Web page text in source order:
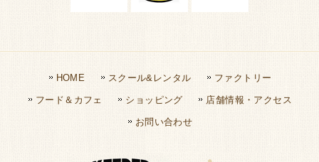
HOME スクール&レンタル ファクトリー
フード＆カフェ ショッピング 店舗情報・アクセス
お問い合わせ